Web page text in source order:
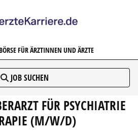
FÜR ÄRZTINNEN UND ÄRZTE
JOB SUCHEN
FÜR PSYCHIATRIE
(M/W/D)